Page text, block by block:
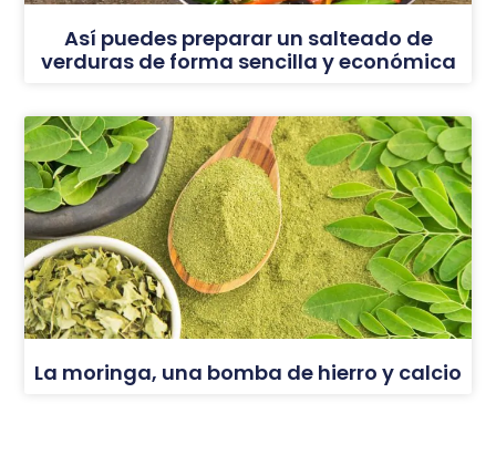
Así puedes preparar un salteado de
verduras de forma sencilla y económica
La moringa, una bomba de hierro y calcio